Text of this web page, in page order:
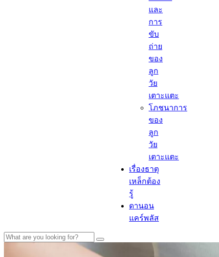
และ
การ
ขับ
ถ่าย
ของ
ลูก
วัย
เตาะแตะ
โภชนาการ
ของ
ลูก
วัย
เตาะแตะ
เรื่องธาตุ
เหล็กต้อง
รู้​
ดานอน
แคร์พลัส